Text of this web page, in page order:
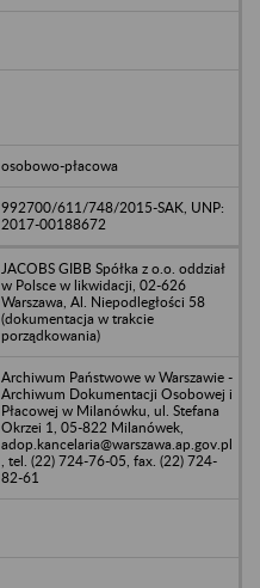
osobowo-płacowa
992700/611/748/2015-SAK, UNP:
2017-00188672
JACOBS GIBB Spółka z o.o. oddział
w Polsce w likwidacji, 02-626
Warszawa, Al. Niepodległości 58
(dokumentacja w trakcie
porządkowania)
Archiwum Państwowe w Warszawie -
Archiwum Dokumentacji Osobowej i
Płacowej w Milanówku, ul. Stefana
Okrzei 1, 05-822 Milanówek,
adop.kancelaria@warszawa.ap.gov.pl
, tel. (22) 724-76-05, fax. (22) 724-
82-61